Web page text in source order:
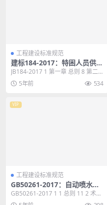
工程建设标准规范
建标184-2017：特困人员供养
服务设施（敬老院）建设标准
JB184-2017 1 第一章 总则 8 第二
章 建设规模与项目构成 9 第三...
5年前 534
VIP
工程建设标准规范
GB50261-2017：自动喷水灭
火系统施工及验收规范
GB50261-2017 1 1 总则 11 2 术
语 12 3 基本规定 13...